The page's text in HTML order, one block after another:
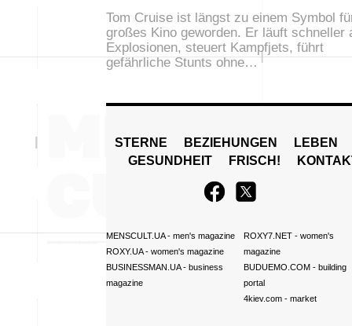
Tom Cruise ist längst zu einem Symbol
großes Kino geworden. Er läuft schneller
Explosionen, steuert Kampfjets, führt
gefährliche Stunts ohne…
STERNE BEZIEHUNGEN
LEBEN
GESUNDHEIT
FRISCH!
MENSCULT.UA- men's magazine
ROXY.UA- women's magazine
BUSINESSMAN.UA- business
magazine
ROXY7.NET- women's
magazine
BUDUEMO.COM- building
portal
4kiev.com- market